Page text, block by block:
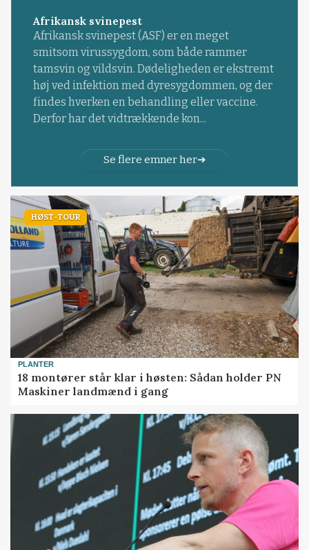
Afrikansk svinepest
Afrikansk svinepest (ASF) er en meget
smitsom virussygdom, som både rammer
tamsvin og vildsvin. Dødeligheden er ekstremt
høj ved infektion med dyresygdommen, og der
findes hverken en behandling eller vaccine.
Derfor har det vidtrækkende kon...
Se flere emner her
HØST-TOUR
PLANTER
18 montører står klar i høsten: Sådan holder PN
Maskiner landmænd i gang